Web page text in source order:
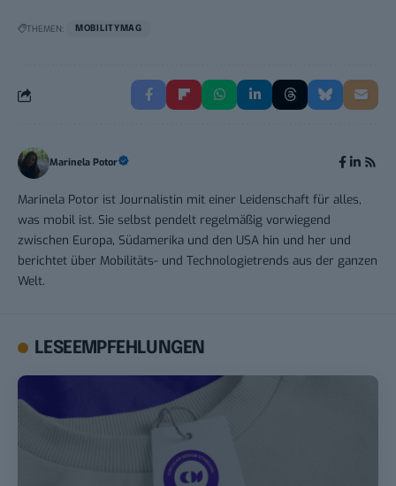
THEMEN: MOBILITYMAG
Marinela Potor
Marinela Potor ist Journalistin mit einer Leidenschaft für alles,
was mobil ist. Sie selbst pendelt regelmäßig vorwiegend
zwischen Europa, Südamerika und den USA hin und her und
berichtet über Mobilitäts- und Technologietrends aus der ganzen
Welt.
LESEEMPFEHLUNGEN